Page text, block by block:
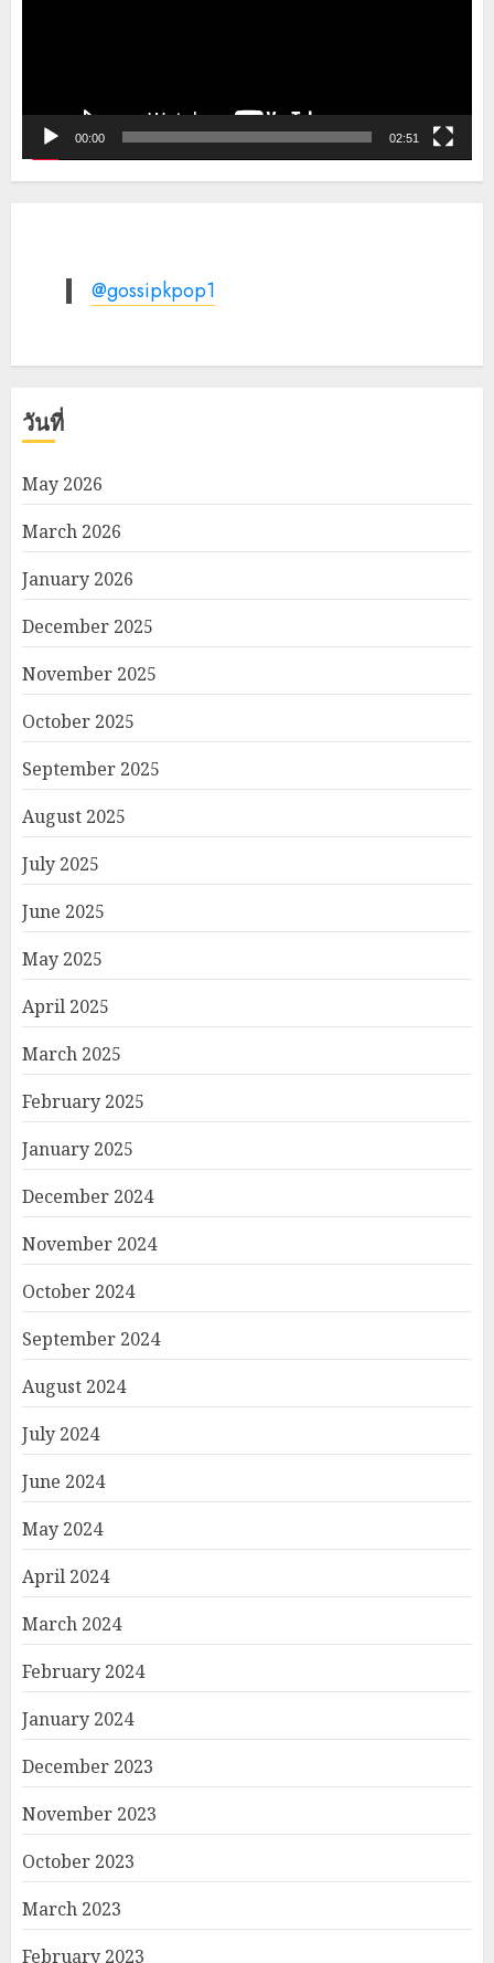
00:00 02:51
@gossipkpop1
วันที่
May 2026
March 2026
January 2026
December 2025
November 2025
October 2025
September 2025
August 2025
July 2025
June 2025
May 2025
April 2025
March 2025
February 2025
January 2025
December 2024
November 2024
October 2024
September 2024
August 2024
July 2024
June 2024
May 2024
April 2024
March 2024
February 2024
January 2024
December 2023
November 2023
October 2023
March 2023
February 2023